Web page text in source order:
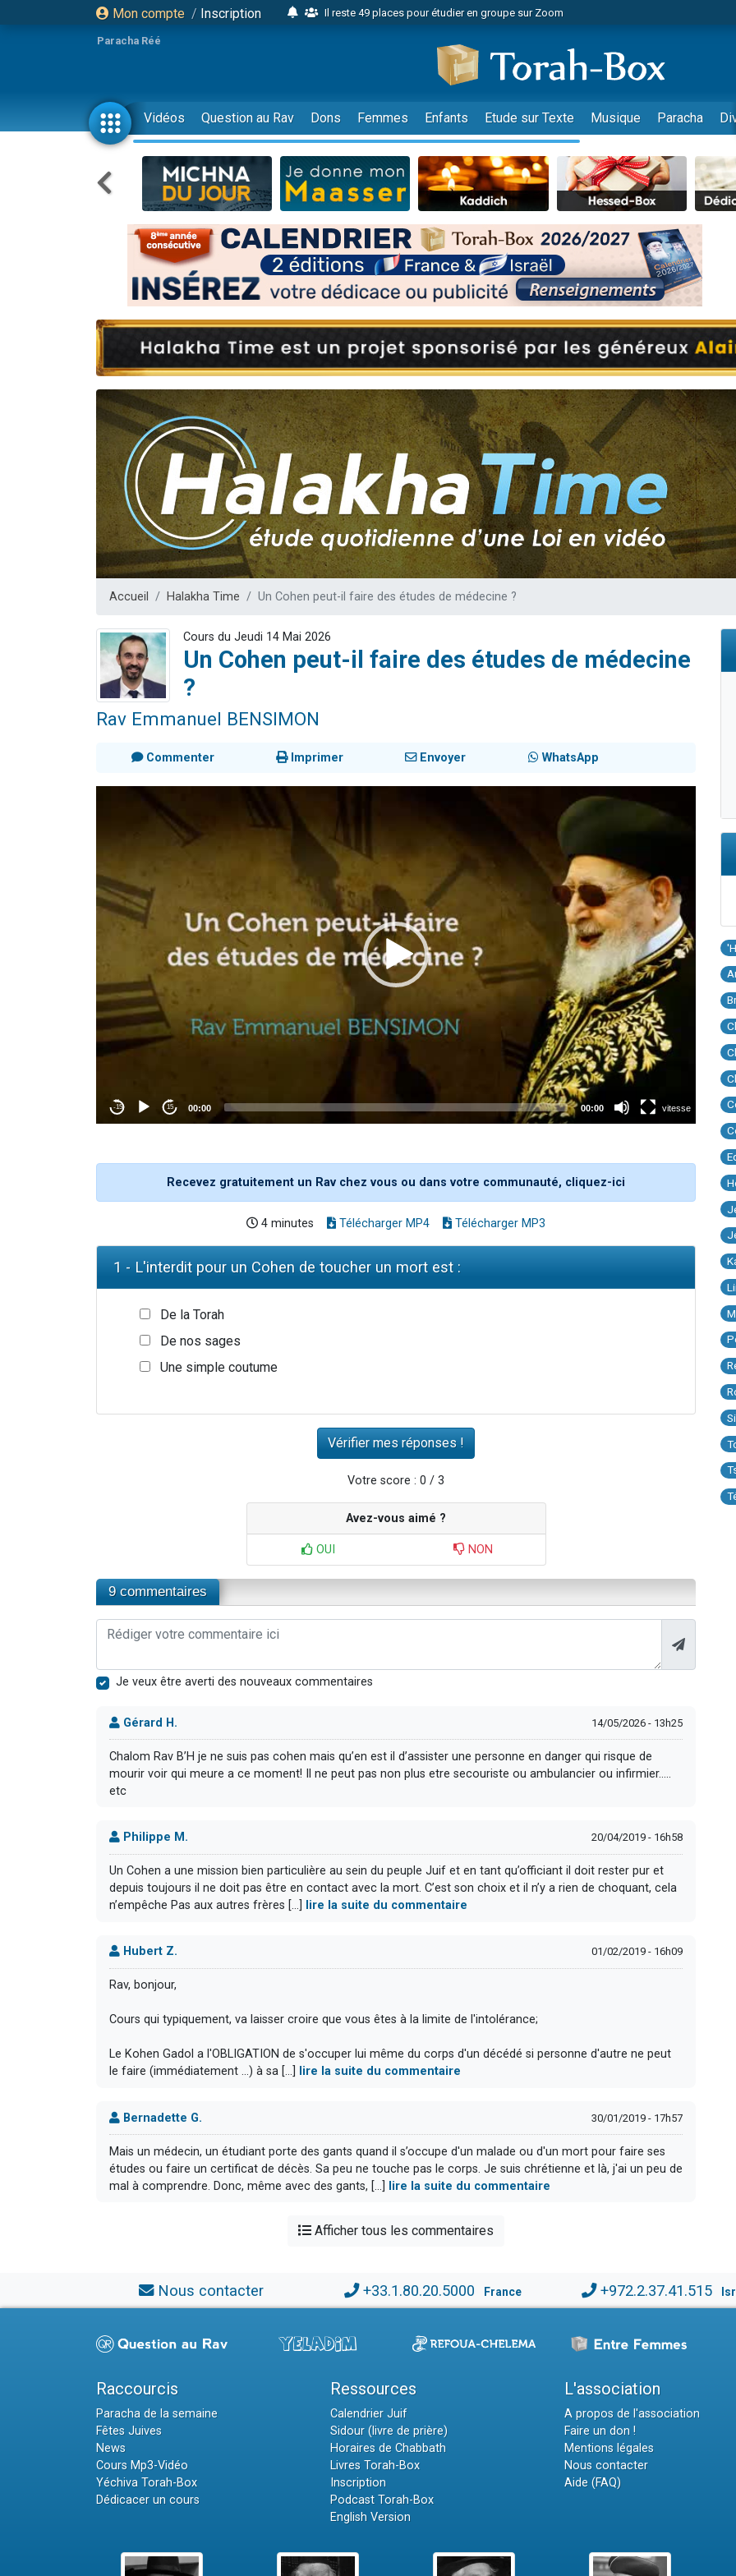
Mon compte / Inscription
Il reste 49 places pour étudier en groupe sur Zoom
2 personnes viennent de nous rejoindre sur WhatsApp
6 personnes viennent de nous rejoindre sur WhatsApp
4 personnes viennent de faire un don pour Reloger Rivka, 6 enfants, victime de
2 personnes viennent de faire un don pour 1 Journée de Vacances Pour les Enfants
17 personnes viennent de demander une bénédiction
4 personnes viennent de nous rejoindre sur WhatsApp
Il reste 49 places pour étudier en groupe sur Zoom
Eva vient de donner son Maasser
4 personnes viennent de nous rejoindre sur WhatsApp
3 personnes viennent de nous rejoindre sur WhatsApp
Odaya vient de donner son Maasser
2 personnes viennent de nous rejoindre sur WhatsApp
30 personnes viennent de faire un don pour Sauvez la jambe de Yohan
Il reste 49 places pour étudier en groupe sur Zoom
12 nouvelles musiques dans Torah-Box Music
29 personnes viennent de demander une bénédiction
Paracha Réé
Vidéos Question au Rav Dons Femmes Enfants Etude sur Texte Musique Paracha
Accueil Halakha Time Un Cohen peut-il faire des études de médecine ?
Cours du Jeudi 14 Mai 2026
Un Cohen peut-il faire des études de médecine
?
Rav Emmanuel BENSIMON
Commenter Imprimer Envoyer WhatsApp
Recevez gratuitement un Rav chez vous ou dans votre communauté, cliquez-ici
4 minutes Télécharger MP4 Télécharger MP3
1 - L'interdit pour un Cohen de toucher un mort est :
De la Torah
De nos sages
Une simple coutume
Votre score : 0 / 3
Avez-vous aimé ?
OUI NON
9 commentaires
Je veux être averti des nouveaux commentaires
Gérard H. 14/05/2026 - 13h25
Chalom Rav B’H je ne suis pas cohen mais qu’en est il d’assister une personne en danger qui risque de
mourir voir qui meure a ce moment! Il ne peut pas non plus etre secouriste ou ambulancier ou infirmier…..
etc
Philippe M. 20/04/2019 - 16h58
Un Cohen a une mission bien particulière au sein du peuple Juif et en tant qu’officiant il doit rester pur et
depuis toujours il ne doit pas être en contact avec la mort. C’est son choix et il n’y a rien de choquant, cela
n’empêche Pas aux autres frères [...]
lire la suite du commentaire
Hubert Z. 01/02/2019 - 16h09
Rav, bonjour,
Cours qui typiquement, va laisser croire que vous êtes à la limite de l'intolérance;
Le Kohen Gadol a l'OBLIGATION de s'occuper lui même du corps d'un décédé si personne d'autre ne peut
le faire (immédiatement ...) à sa [...] lire la suite du commentaire
Bernadette G. 30/01/2019 - 17h57
Mais un médecin, un étudiant porte des gants quand il s’occupe d'un malade ou d'un mort pour faire ses
études ou faire un certificat de décès. Sa peu ne touche pas le corps. Je suis chrétienne et là, j'ai un peu de
mal à comprendre. Donc, même avec des gants, [...]
lire la suite du commentaire
Afficher tous les commentaires
Nous contacter +33.1.80.20.5000 France +972.2.37.41.515
Raccourcis
Paracha de la semaine
Fêtes Juives
News
Cours Mp3-Vidéo
Yéchiva Torah-Box
Dédicacer un cours
Ressources
Calendrier Juif
Sidour (livre de prière)
Horaires de Chabbath
Livres Torah-Box
Inscription
Podcast Torah-Box
English Version
L'association
A propos de l'association
Faire un don !
Mentions légales
Nous contacter
Aide (FAQ)